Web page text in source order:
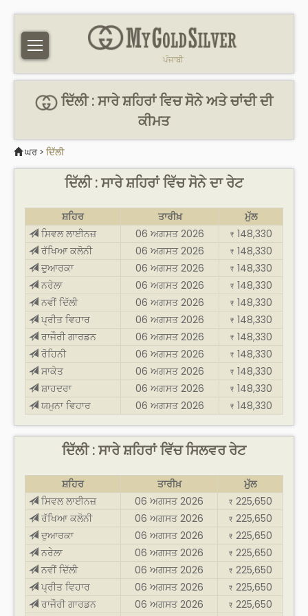
ਪੰਜਾਬੀ
ਦਿੱਲੀ : ਸਾਰੇ ਸ਼ਹਿਰਾਂ ਵਿਚ ਸੋਨੇ ਅਤੇ ਚਾਂਦੀ ਦੀ
ਕੀਮਤ
ਘਰ > ਦਿੱਲੀ
ਦਿੱਲੀ : ਸਾਰੇ ਸ਼ਹਿਰਾਂ ਵਿੱਚ ਸੋਨੇ ਦਾ ਰੇਟ
ਸ਼ਹਿਰ ਤਾਰੀਖ਼
ਮੁੱਲ
ਸਿਵਲ ਲਾਈਨਜ਼
06 ਅਗਸਤ 2026 ₹ 148,330
ਰੱਖਿਆ ਕਲੋਨੀ
06 ਅਗਸਤ 2026 ₹ 148,330
ਦੁਆਰਕਾ
06 ਅਗਸਤ 2026 ₹ 148,330
ਨਰੇਲਾ
06 ਅਗਸਤ 2026 ₹ 148,330
ਨਵੀਂ ਦਿੱਲੀ
06 ਅਗਸਤ 2026 ₹ 148,330
ਪ੍ਰੀਤ ਵਿਹਾਰ
06 ਅਗਸਤ 2026 ₹ 148,330
ਰਾਜੌਰੀ ਗਾਰਡਨ
06 ਅਗਸਤ 2026 ₹ 148,330
ਰੋਹਿਨੀ
06 ਅਗਸਤ 2026 ₹ 148,330
ਸਾਕੇਤ
06 ਅਗਸਤ 2026 ₹ 148,330
ਸ਼ਾਹਦਰਾ
06 ਅਗਸਤ 2026 ₹ 148,330
ਯਮੁਨਾ ਵਿਹਾਰ
06 ਅਗਸਤ 2026 ₹ 148,330
ਦਿੱਲੀ : ਸਾਰੇ ਸ਼ਹਿਰਾਂ ਵਿੱਚ ਸਿਲਵਰ ਰੇਟ
ਸ਼ਹਿਰ ਤਾਰੀਖ਼
ਮੁੱਲ
ਸਿਵਲ ਲਾਈਨਜ਼
06 ਅਗਸਤ 2026 ₹ 225,650
ਰੱਖਿਆ ਕਲੋਨੀ
06 ਅਗਸਤ 2026 ₹ 225,650
ਦੁਆਰਕਾ
06 ਅਗਸਤ 2026 ₹ 225,650
ਨਰੇਲਾ
06 ਅਗਸਤ 2026 ₹ 225,650
ਨਵੀਂ ਦਿੱਲੀ
06 ਅਗਸਤ 2026 ₹ 225,650
ਪ੍ਰੀਤ ਵਿਹਾਰ
06 ਅਗਸਤ 2026 ₹ 225,650
ਰਾਜੌਰੀ ਗਾਰਡਨ
06 ਅਗਸਤ 2026 ₹ 225,650